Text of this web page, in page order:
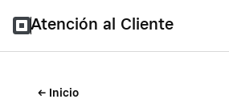
Atención al Cliente
Inicio